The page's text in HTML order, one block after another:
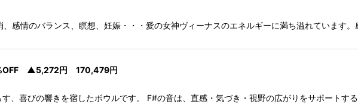
感情のバランス、瞑想、妊娠・・・愛の女神ヴィーナスのエネルギーに満ち溢れています
▲5,272円 170,479円
喜びの響きを宿したボウルです。 F#の音は、直感・気づき・視野の広がりをサポートす